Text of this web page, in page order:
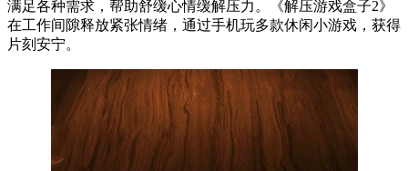
满足各种需求，帮助舒缓心情缓解压力。《解压游戏盒子2》
在工作间隙释放紧张情绪，通过手机玩多款休闲小游戏，获得
片刻安宁。